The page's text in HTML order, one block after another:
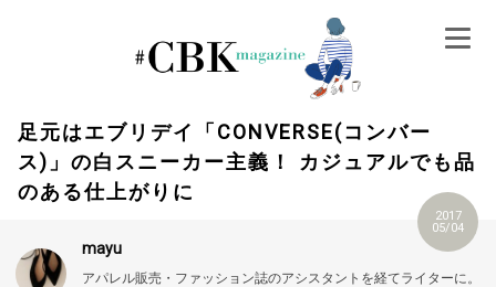
足元はエブリデイ「CONVERSE(コンバー
ス)」の白スニーカー主義！ カジュアルでも品
のある仕上がりに
2017
05/04
mayu
アパレル販売・ファッション誌のアシスタントを経てライターに。